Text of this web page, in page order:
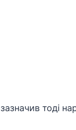
тоді